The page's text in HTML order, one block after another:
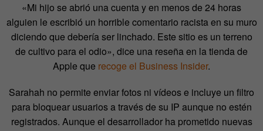
«Mi hijo se abrió una cuenta y en menos de 24 horas
alguien le escribió un horrible comentario racista en su muro
diciendo que debería ser linchado. Este sitio es un terreno
de cultivo para el odio», dice una reseña en la tienda de
Apple que recoge el Business Insider.
Sarahah no permite enviar fotos ni vídeos e incluye un filtro
para bloquear usuarios a través de su IP aunque no estén
registrados. Aunque el desarrollador ha prometido nuevas